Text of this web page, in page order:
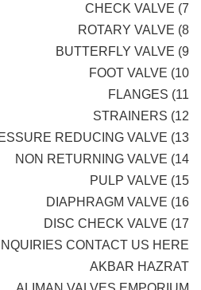
7) CHECK VALVE
8) ROTARY VALVE
9) BUTTERFLY VALVE
10) FOOT VALVE
11) FLANGES
12) STRAINERS
13) PRESSURE REDUCING VALVE
14) NON RETURNING VALVE
15) PULP VALVE
16) DIAPHRAGM VALVE
17) DISC CHECK VALVE
CONTACT US HERE:-
AKBAR HAZRAT